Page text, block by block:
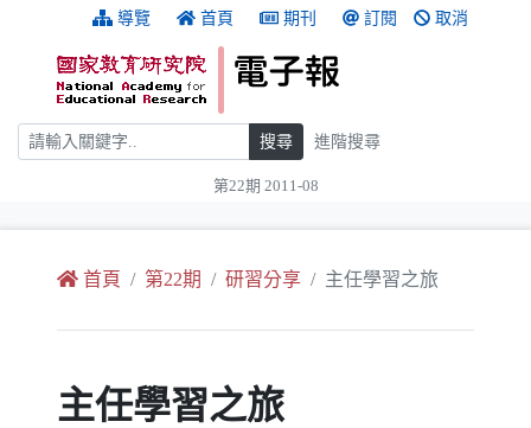
跳到主要內容 導覽 首頁 期刊 訂閱 取消
搜尋 搜尋 進階搜尋
第22期 2011-08
首頁 第22期 研習分享 主任學習之旅
主任學習之旅